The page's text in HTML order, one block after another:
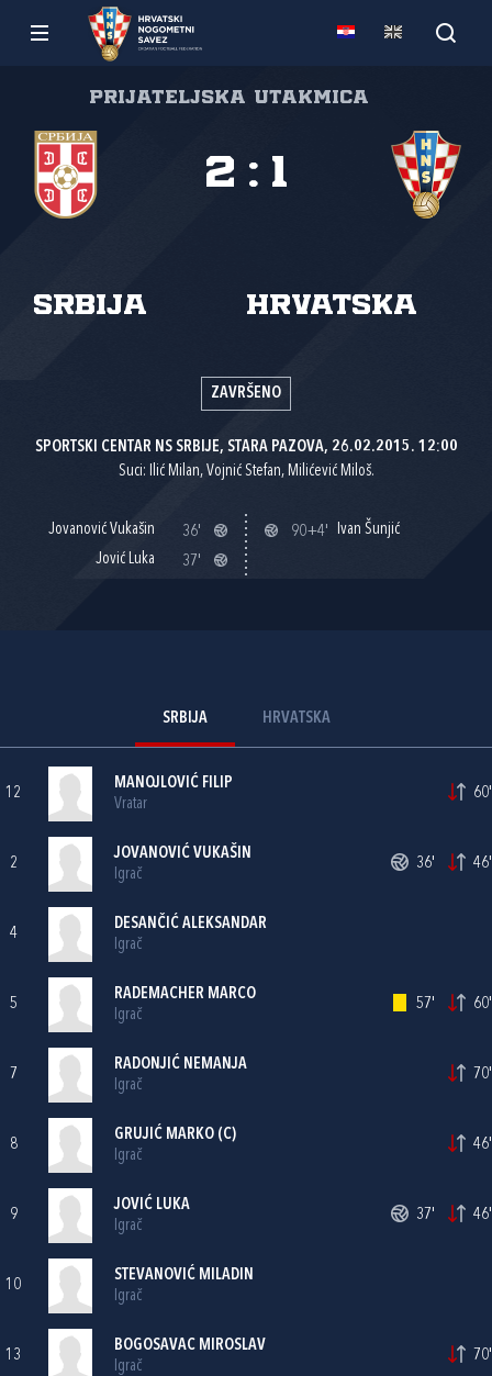
Prijateljska utakmica
Srbija Hrvatska
2 : 1
ZAVRŠENO
SPORTSKI CENTAR NS SRBIJE, STARA PAZOVA, 26.02.2015. 12:00
Suci: Ilić Milan, Vojnić Stefan, Milićević Miloš.
Jovanović Vukašin
36'
Jović Luka
37'
90+4' Ivan Šunjić
SRBIJA HRVATSKA
12
MANOJLOVIĆ FILIP
Vratar
60'
2
JOVANOVIĆ VUKAŠIN
Igrač
36' 46'
4
DESANČIĆ ALEKSANDAR
Igrač
5
RADEMACHER MARCO
Igrač
57' 60'
7
RADONJIĆ NEMANJA
Igrač
70'
8
GRUJIĆ MARKO (C)
Igrač
46'
9
JOVIĆ LUKA
Igrač
37' 46'
10
STEVANOVIĆ MILADIN
Igrač
13
BOGOSAVAC MIROSLAV
Igrač
70'